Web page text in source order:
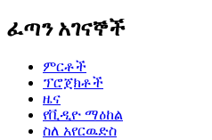
ፈጣን አገናኞች
ምርቶች
ፕሮጀክቶች
ዜና
የቪዲዮ ማዕከል
ስለ አየርዉድስ